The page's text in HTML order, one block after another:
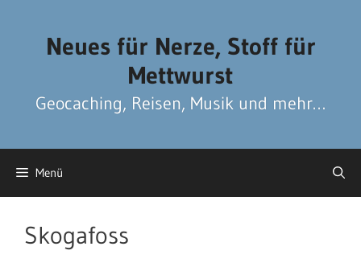
Neues für Nerze, Stoff für
Mettwurst
Geocaching, Reisen, Musik und mehr…
Menü
Skogafoss